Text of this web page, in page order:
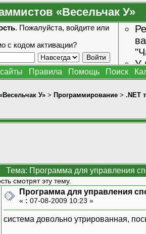
«Весельчак У»
. Пожалуйста, войдите или
с кодом активации?
У
Правила Помощь Поиск
У» > Программирование > .NET
Тема: Программа для управления
смотрят эту тему.
Программа для управления
« : 07-08-2009 10:23 »
система довольно утрированная,